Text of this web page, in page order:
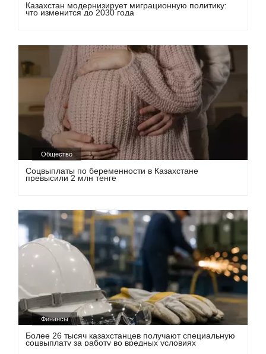
Казахстан модернизирует миграционную политику:
что изменится до 2030 года
Общество
Соцвыплаты по беременности в Казахстане
превысили 2 млн тенге
Финансы
Более 26 тысяч казахстанцев получают специальную
соцвыплату за работу во вредных условиях